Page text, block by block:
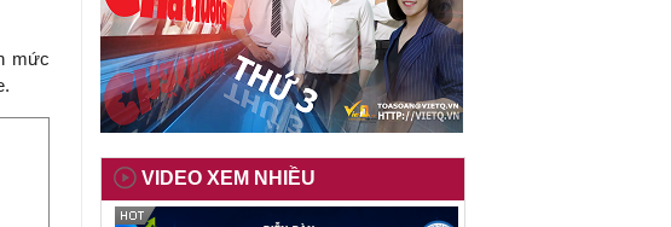
mức
VIDEO XEM NHIỀU